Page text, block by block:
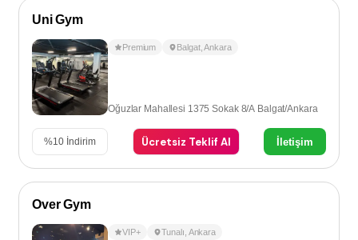
Uni Gym
Premium Balgat,Ankara
Oğuzlar Mahallesi 1375 Sokak 8/A Balgat/Ankara
%10 İndirim Ücretsiz Teklif Al İletişim
Over Gym
VIP+ Tunalı Ankara